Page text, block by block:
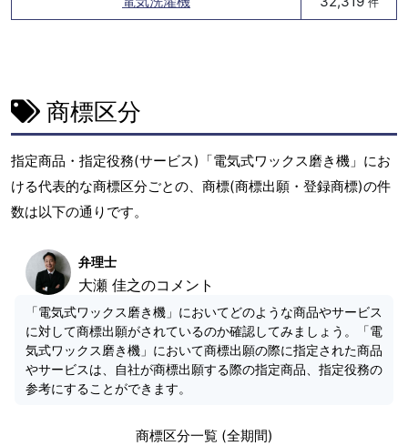
商標区分
指定商品・指定役務(サービス)「電気式ワックス磨き機」にお
ける代表的な商標区分ごとの、商標(商標出願・登録商標)の件
数は以下の通りです。
弁理士
大瀬 佳之のコメント
「電気式ワックス磨き機」においてどのような商品やサービス
に対して商標出願がされているのか確認してみましょう。「電
気式ワックス磨き機」において商標出願の際に指定された商品
やサービスは、自社が商標出願する際の指定商品、指定役務の
参考にすることができます。
商標区分一覧 (全期間)